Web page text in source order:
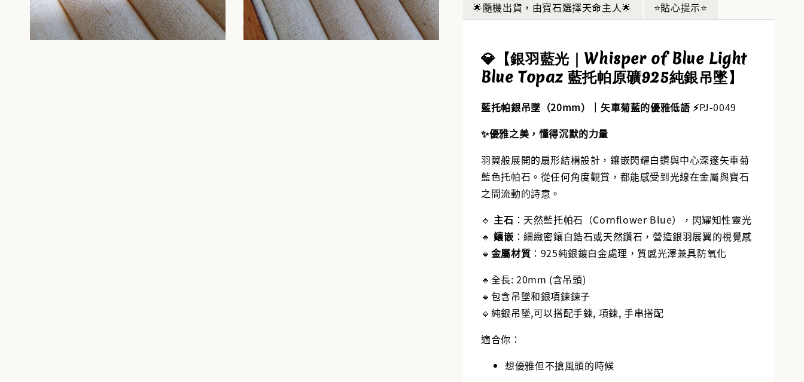
🌟隨機出貨，由寶石選擇天命主人🌟
⭐貼心提示⭐
💎【銀羽藍光｜Whisper of Blue Light
Blue Topaz 藍托帕原礦925純銀吊墜】
藍托帕銀吊墜（20mm）｜矢車菊藍的優雅低語 ⚡️PJ-0049
✨優雅之美，懂得沉默的力量
羽翼般展開的扇形結構設計，鑲嵌閃耀白鑽與中心深邃矢車菊
藍色托帕石。從任何角度觀賞，都能感受到光線在金屬與寶石
之間流動的詩意。
🔹 主石 ：天然藍托帕石（Cornflower Blue），閃耀知性靈光
🔹鑲嵌 ：細緻密鑲白鋯石或天然鑽石，營造銀羽展翼的視覺感
🔹 金屬材質 ：925純銀鍍白金處理，質感光澤兼具防氧化
🔹全長: 20mm (含吊頭)
🔹包含吊墜和銀項鍊鍊子
🔹純銀吊墜,可以搭配手鍊, 項鍊, 手串搭配
適合你：
想優雅但不搶風頭的時候